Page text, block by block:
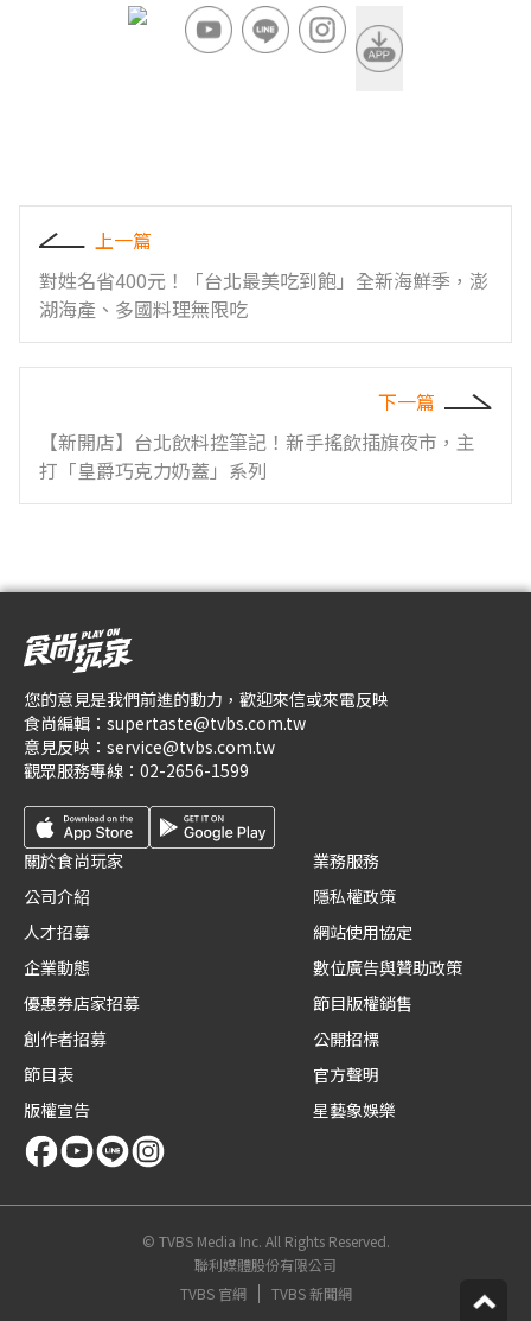
上一篇
對姓名省400元！「台北最美吃到飽」全新海鮮季，澎
湖海產、多國料理無限吃
下一篇
【新開店】台北飲料控筆記！新手搖飲插旗夜市，主
打「皇爵巧克力奶蓋」系列
您的意見是我們前進的動力，歡迎來信或來電反映
食尚編輯： supertaste@tvbs.com.tw
意見反映： service@tvbs.com.tw
觀眾服務專線： 02-2656-1599
關於食尚玩家
公司介紹
人才招募
企業動態
優惠券店家招募
創作者招募
節目表
版權宣告
業務服務
隱私權政策
網站使用協定
數位廣告與贊助政策
節目版權銷售
公開招標
官方聲明
星藝象娛樂
© TVBS Media Inc. All Rights Reserved.
聯利媒體股份有限公司
TVBS 官網
TVBS 新聞網